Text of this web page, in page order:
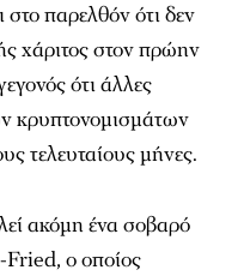
παρελθόν ότι δεν
χάριτος στον πρώην
ότι άλλες
κρυπτονομισμάτων
τελευταίους μήνες.
ακόμη ένα σοβαρό
ο οποίος